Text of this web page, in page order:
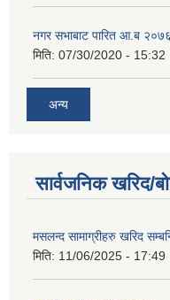
नगर सभाबाट पारित आ.ब
मिति: 07/30/2020 - 15:32
अन्य
सार्वजनिक खरिद/
मसलन्द सामाग्रीहरु खरिद
मिति: 11/06/2025 - 17:49